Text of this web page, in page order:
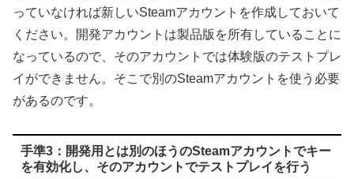
っていなければ新しいSteamアカウントを作成しておいて
ください。開発アカウントは製品版を所有していることに
なっているので、そのアカウントでは体験版のテストプレ
イができません。そこで別のSteamアカウントを使う必要
があるのです。
手準3：開発用とは別のほうのSteamアカウントでキー
を有効化し、そのアカウントでテストプレイを行う